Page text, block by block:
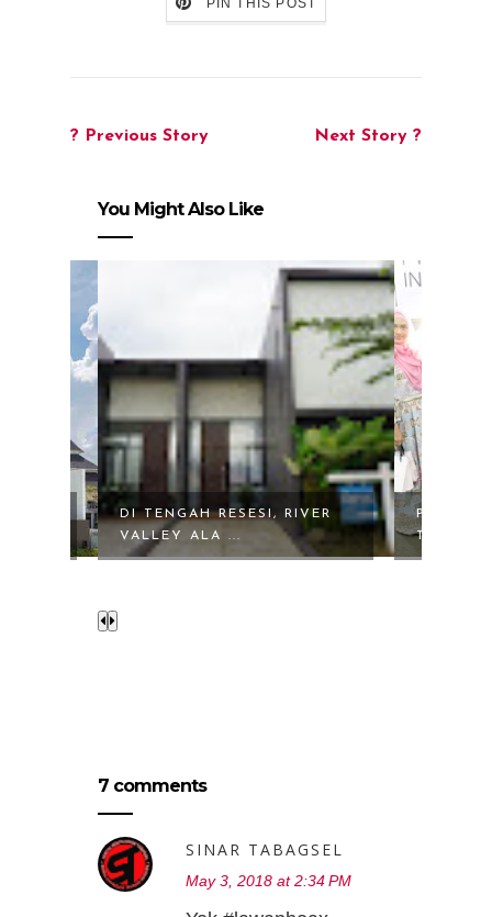
PIN THIS POST
? Previous Story Next Story ?
You Might Also Like
DI TENGAH RESESI, RIVER
VALLEY ALA ...
PIXY
TALKS
7 comments
SINAR TABAGSEL
May 3, 2018 at 2:34 PM